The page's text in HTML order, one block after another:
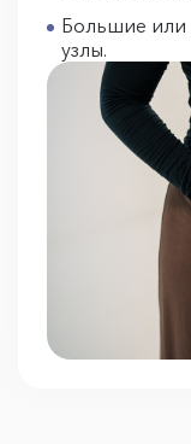
Большие или
узлы.